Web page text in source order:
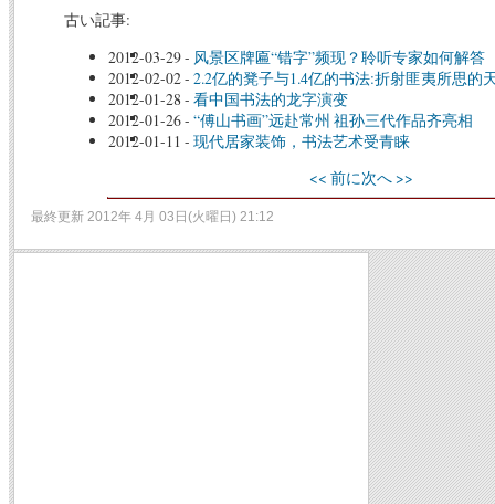
古い記事:
2012-03-29- 风景区牌匾“错字”频现？聆听专家如何解答
2012-02-02- 2.2亿的凳子与1.4亿的书法:折射匪夷所思的
2012-01-28 - 看中国书法的龙字演变
2012-01-26- “傅山书画”远赴常州 祖孙三代作品齐亮相
2012-01-11 - 现代居家装饰，书法艺术受青睐
<< 前に次へ >>
最終更新 2012年 4月 03日(火曜日) 21:12